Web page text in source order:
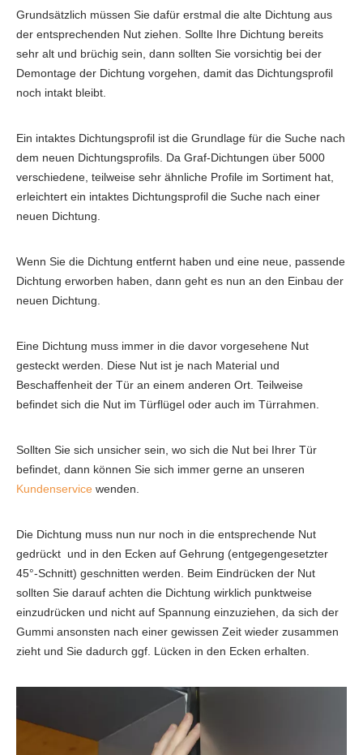
Grundsätzlich müssen Sie dafür erstmal die alte Dichtung aus
der entsprechenden Nut ziehen. Sollte Ihre Dichtung bereits
sehr alt und brüchig sein, dann sollten Sie vorsichtig bei der
Demontage der Dichtung vorgehen, damit das Dichtungsprofil
noch intakt bleibt.
Ein intaktes Dichtungsprofil ist die Grundlage für die Suche nach
dem neuen Dichtungsprofils. Da Graf-Dichtungen über 5000
verschiedene, teilweise sehr ähnliche Profile im Sortiment hat,
erleichtert ein intaktes Dichtungsprofil die Suche nach einer
neuen Dichtung.
Wenn Sie die Dichtung entfernt haben und eine neue, passende
Dichtung erworben haben, dann geht es nun an den Einbau der
neuen Dichtung.
Eine Dichtung muss immer in die davor vorgesehene Nut
gesteckt werden. Diese Nut ist je nach Material und
Beschaffenheit der Tür an einem anderen Ort. Teilweise
befindet sich die Nut im Türflügel oder auch im Türrahmen.
Sollten Sie sich unsicher sein, wo sich die Nut bei Ihrer Tür
befindet, dann können Sie sich immer gerne an unseren
Kundenservice wenden.
Die Dichtung muss nun nur noch in die entsprechende Nut
gedrückt und in den Ecken auf Gehrung (entgegengesetzter
45°-Schnitt) geschnitten werden. Beim Eindrücken der Nut
sollten Sie darauf achten die Dichtung wirklich punktweise
einzudrücken und nicht auf Spannung einzuziehen, da sich der
Gummi ansonsten nach einer gewissen Zeit wieder zusammen
zieht und Sie dadurch ggf. Lücken in den Ecken erhalten.